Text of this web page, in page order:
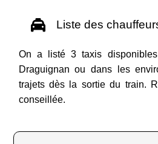
Liste des
On a listé 3 taxis
Draguignan ou dans les
trajets dès la sortie du train.
conseillée.